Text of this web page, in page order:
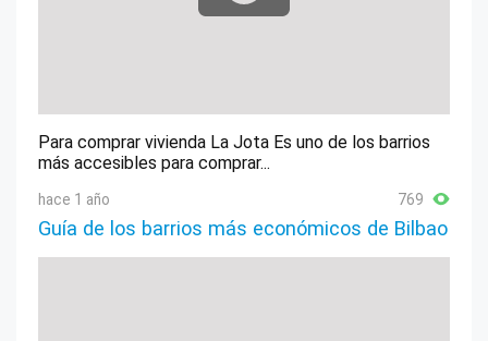
Para comprar vivienda La Jota Es uno de los barrios
más accesibles para comprar...
hace 1 año 769
Guía de los barrios más económicos de Bilbao